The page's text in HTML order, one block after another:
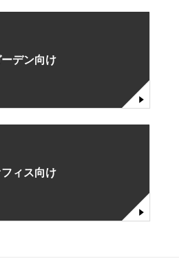
ーデン向け
ィス向け